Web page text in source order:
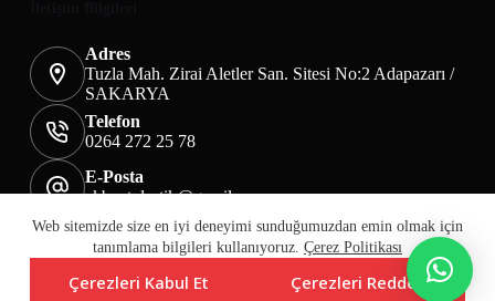
Web sitemizde size en iyi deneyimi sunduğumuzdan emin olmak için
tanımlama bilgileri kullanıyoruz. Çerez Politikası
Çerezleri Kabul Et Çerezleri Reddet
Adres
Tuzla Mah. Zirai Aletler San. Sitesi No:2 Adapazarı /
SAKARYA
Telefon
0264 272 25 78
E-Posta
akbaotolastik@gmail.com
Mesafeli Satış Sözleşmesi
Teslimat&İade
Üyelik KVKK Sayfası
Çerez Politikası